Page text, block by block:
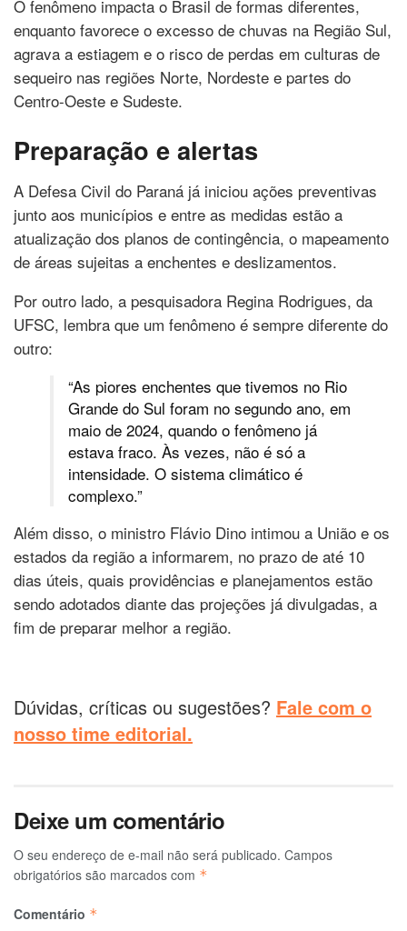
O fenômeno impacta o Brasil de formas diferentes,
enquanto favorece o excesso de chuvas na Região Sul,
agrava a estiagem e o risco de perdas em culturas de
sequeiro nas regiões Norte, Nordeste e partes do
Centro-Oeste e Sudeste.
Preparação e alertas
A Defesa Civil do Paraná já iniciou ações preventivas
junto aos municípios e entre as medidas estão a
atualização dos planos de contingência, o mapeamento
de áreas sujeitas a enchentes e deslizamentos.
Por outro lado, a pesquisadora Regina Rodrigues, da
UFSC, lembra que um fenômeno é sempre diferente do
outro:
“As piores enchentes que tivemos no Rio
Grande do Sul foram no segundo ano, em
maio de 2024, quando o fenômeno já
estava fraco. Às vezes, não é só a
intensidade. O sistema climático é
complexo.”
Além disso, o ministro Flávio Dino intimou a União e os
estados da região a informarem, no prazo de até 10
dias úteis, quais providências e planejamentos estão
sendo adotados diante das projeções já divulgadas, a
fim de preparar melhor a região.
Dúvidas, críticas ou sugestões? Fale com o
nosso time editorial.
Deixe um comentário
O seu endereço de e-mail não será publicado. Campos
obrigatórios são marcados com *
Comentário *